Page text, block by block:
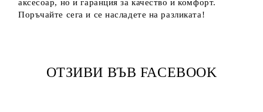
аксесоар, но и гаранция за качество и комфорт.
Поръчайте сега и се насладете на разликата!
ОТЗИВИ ВЪВ FACEBOOK